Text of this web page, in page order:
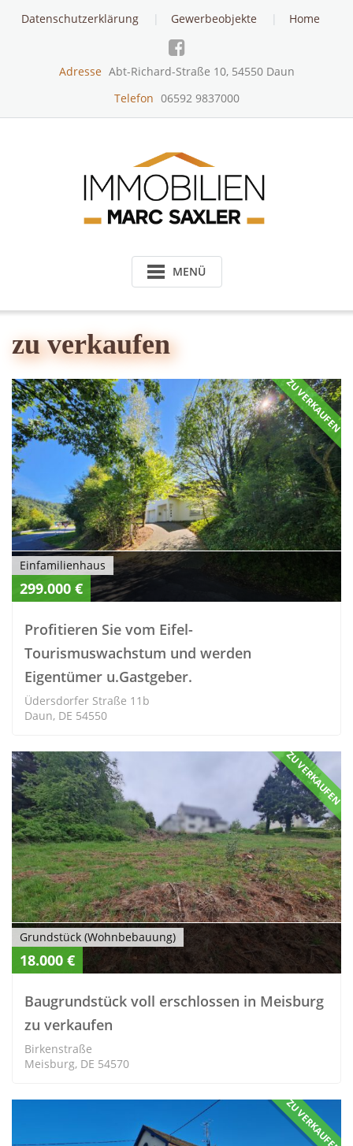
Datenschutzerklärung Gewerbeobjekte Home
Adresse Abt-Richard-Straße 10, 54550 Daun
Telefon 06592 9837000
MENÜ
zu verkaufen
ZU VERKAUFEN
Einfamilienhaus
299.000 €
Profitieren Sie vom Eifel-
Tourismuswachstum und werden
Eigentümer u.Gastgeber.
Üdersdorfer Straße 11b
Daun, DE 54550
ZU VERKAUFEN
Grundstück (Wohnbebauung)
18.000 €
Baugrundstück voll erschlossen in Meisburg
zu verkaufen
Birkenstraße
Meisburg, DE 54570
ZU VERKAUFEN